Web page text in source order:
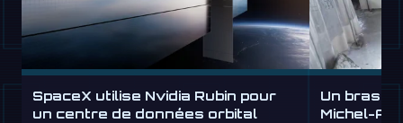
SpaceX utilise Nvidia Rubin pour
un centre de données orbital
Un bras
Michel-